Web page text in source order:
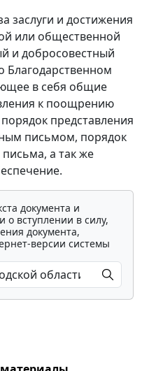
заслуги и достижения
или общественной
и добросовестный
Благодарственном
в себя общие
к поощрению
представления
письмом, порядок
а так же
документа и
вступлении в силу,
документа,
версии системы